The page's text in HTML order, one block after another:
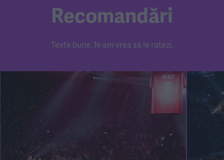
Recomandări
Texte bune. N-am vrea să le ratezi.